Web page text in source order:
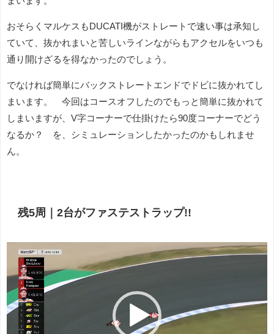
おそらくマルケスもDUCATI機がストレートで速い事は承知し
ていて、抜かれまいと苦しいラインながらもアクセルをいつも
通り開けざるを得なかったのでしょう。
でなければ簡単にバックストレートエンドでドビに抜かれてし
まいます。 今回はコースオフしたのでもっと簡単に抜かれて
しまいますが、V字コーナーで仕掛けたら90度コーナーでどう
なるか？ を、シミュレーションしたかったのかもしれませ
ん。
残5周｜2台がファステストラップ!!
レ
ー